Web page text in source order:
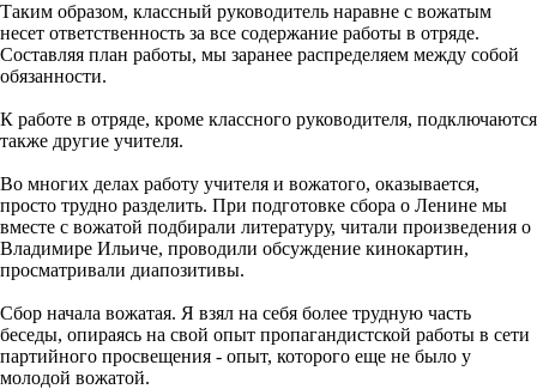
Таким образом, классный руководитель наравне с вожатым
несет ответственность за все содержание работы в отряде.
Составляя план работы, мы заранее распределяем между собой
обязанности.
К работе в отряде, кроме классного руководителя, подключаются
также другие учителя.
Во многих делах работу учителя и вожатого, оказывается,
просто трудно разделить. При подготовке сбора о Ленине мы
вместе с вожатой подбирали литературу, читали произведения о
Владимире Ильиче, проводили обсуждение кинокартин,
просматривали диапозитивы.
Сбор начала вожатая. Я взял на себя более трудную часть
беседы, опираясь на свой опыт пропагандистской работы в сети
партийного просвещения - опыт, которого еще не было у
молодой вожатой.